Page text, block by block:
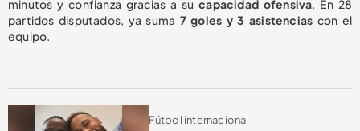
minutos y confianza gracias a sucapacidad ofensiva. En 28
partidos disputados, ya suma 7 goles y 3 asistencias con el
equipo.
Fútbol internacional